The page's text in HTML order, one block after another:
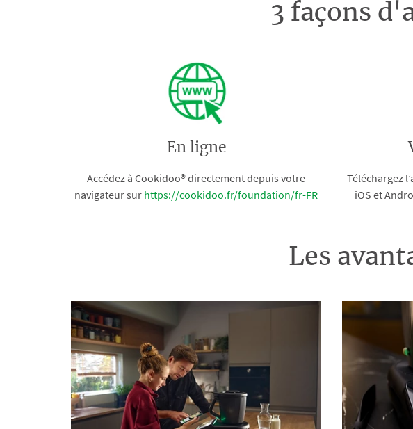
3 façons
En ligne
Accédez à Cookidoo® directement depuis votre
navigateur sur https://cookidoo.fr/foundation/fr-FR
Téléchargez
iOS et
Les